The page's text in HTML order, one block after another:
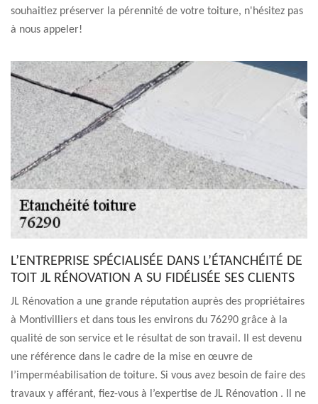
souhaitiez préserver la pérennité de votre toiture, n'hésitez pas
à nous appeler!
L’ENTREPRISE SPÉCIALISÉE DANS L’ÉTANCHÉITÉ DE
TOIT JL RÉNOVATION A SU FIDÉLISÉE SES CLIENTS
JL Rénovation a une grande réputation auprès des propriétaires
à Montivilliers et dans tous les environs du 76290 grâce à la
qualité de son service et le résultat de son travail. Il est devenu
une référence dans le cadre de la mise en œuvre de
l’imperméabilisation de toiture. Si vous avez besoin de faire des
travaux y afférant, fiez-vous à l’expertise de JL Rénovation . Il ne